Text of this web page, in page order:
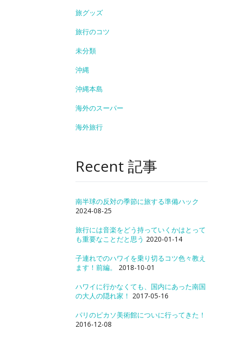
旅グッズ
旅行のコツ
未分類
沖縄
沖縄本島
海外のスーパー
海外旅行
Recent 記事
南半球の反対の季節に旅する準備ハック
2024-08-25
旅行には音楽をどう持っていくかはとって
も重要なことだと思う 2020-01-14
子連れでのハワイを乗り切るコツ色々教え
ます！前編。
2018-10-01
ハワイに行かなくても、国内にあった南国
の大人の隠れ家！ 2017-05-16
パリのピカソ美術館についに行ってきた！
2016-12-08